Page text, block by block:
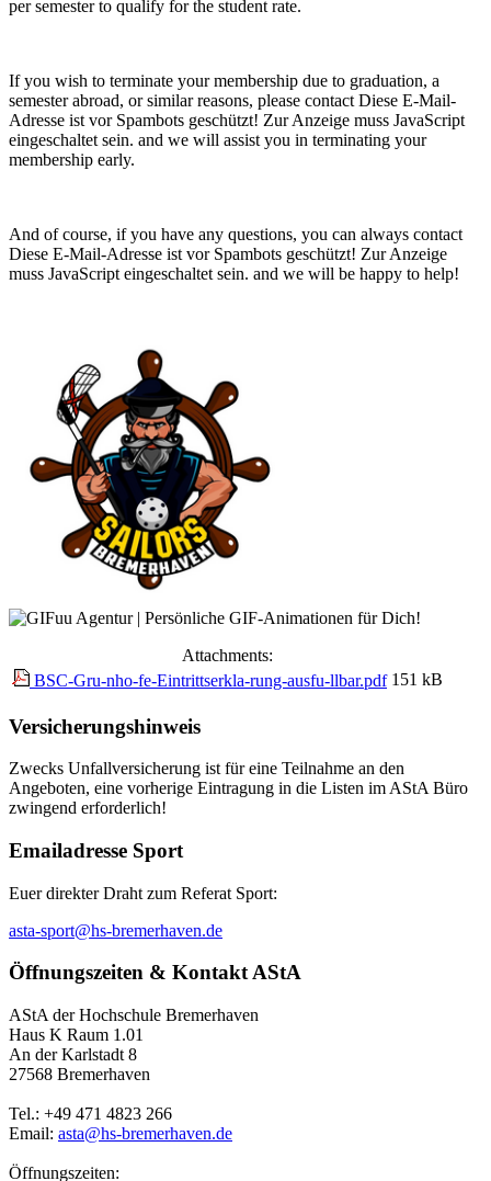
per semester to qualify for the student rate.
If you wish to terminate your membership due to graduation, a
semester abroad, or similar reasons, please contact Diese E-Mail-
Adresse ist vor Spambots geschützt! Zur Anzeige muss JavaScript
eingeschaltet sein. and we will assist you in terminating your
membership early.
And of course, if you have any questions, you can always contact
Diese E-Mail-Adresse ist vor Spambots geschützt! Zur Anzeige
muss JavaScript eingeschaltet sein. and we will be happy to help!
Attachments:
BSC-Gru-nho-fe-Eintrittserkla-rung-ausfu-llbar.pdf 151 kB
Versicherungshinweis
Zwecks Unfallversicherung ist für eine Teilnahme an den
Angeboten, eine vorherige Eintragung in die Listen im AStA Büro
zwingend erforderlich!
Emailadresse Sport
Euer direkter Draht zum Referat Sport:
asta-sport@hs-bremerhaven.de
Öffnungszeiten & Kontakt AStA
AStA der Hochschule Bremerhaven
Haus K Raum 1.01
An der Karlstadt 8
27568 Bremerhaven
Tel.: +49 471 4823 266
Email: asta@hs-bremerhaven.de
Öffnungszeiten: